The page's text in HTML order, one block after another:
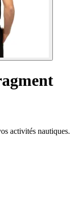
activités nautiques.